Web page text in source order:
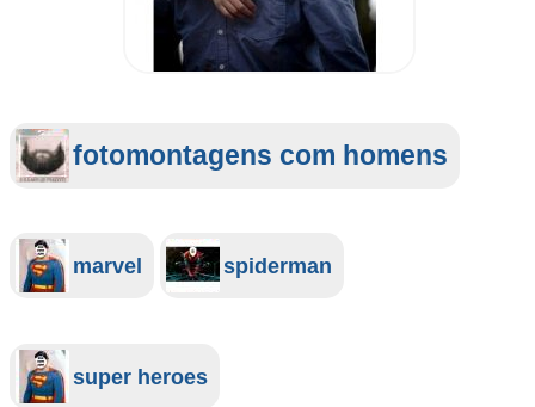
fotomontagens com homens
marvel spiderman
super heroes